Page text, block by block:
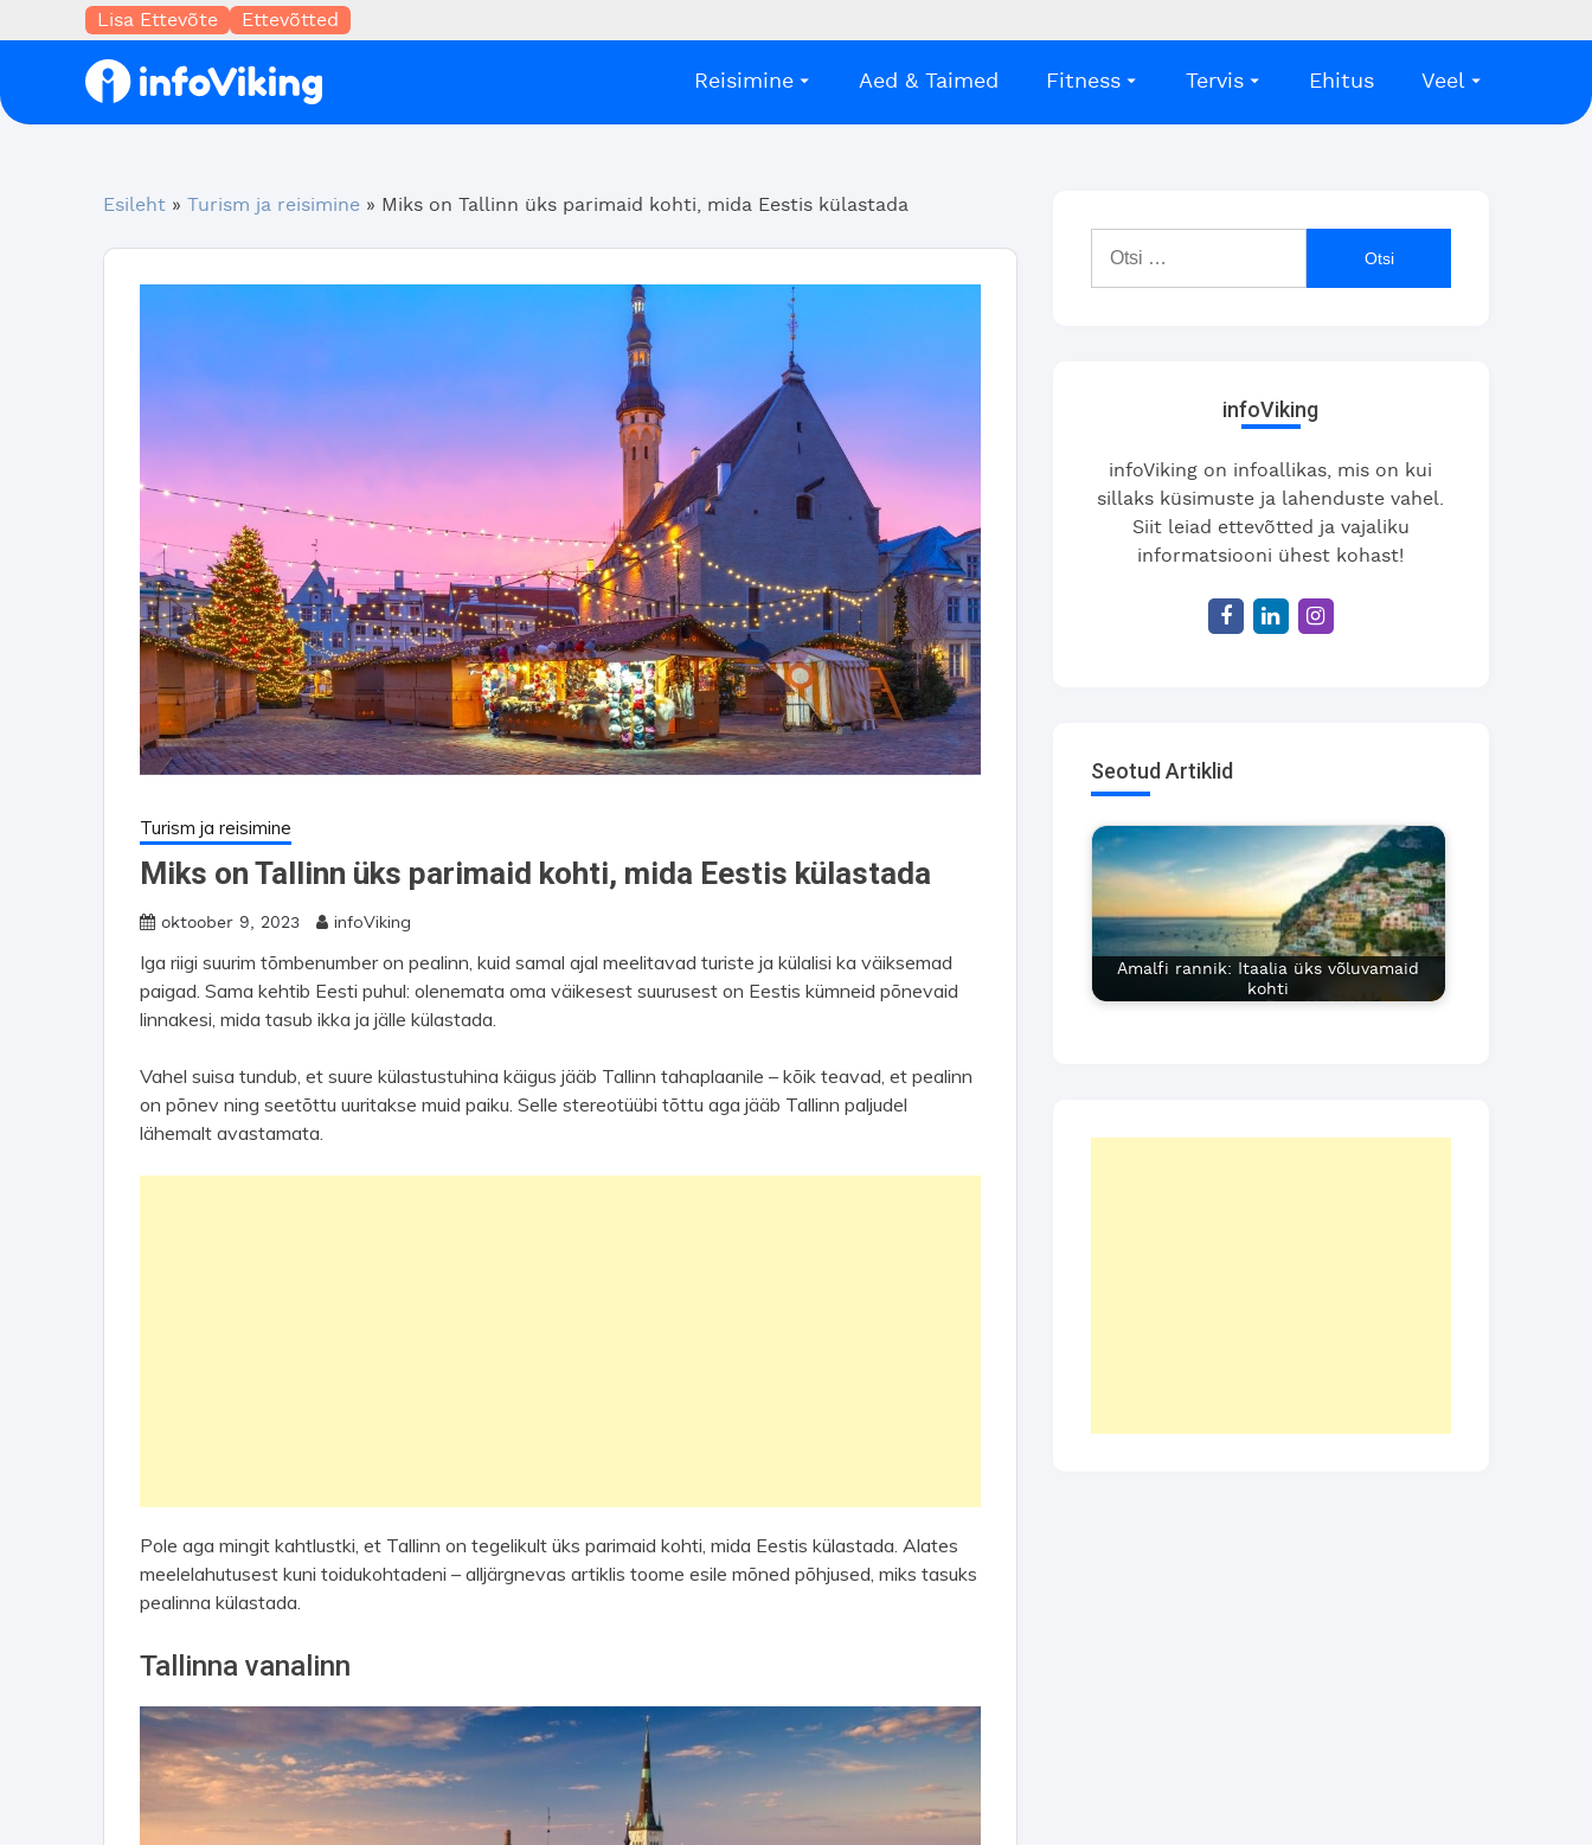
Lisa Ettevõte Ettevõtted
Reisimine Aed & Taimed Fitness Tervis Ehitus Veel
Esileht » Turism ja reisimine » Miks on Tallinn üks parimaid kohti, mida Eestis külastada
Turism ja reisimine
Miks on Tallinn üks parimaid kohti, mida Eestis külastada
oktoober 9, 2023 infoViking
Iga riigi suurim tõmbenumber on pealinn, kuid samal ajal meelitavad turiste ja külalisi ka väiksemad
paigad. Sama kehtib Eesti puhul: olenemata oma väikesest suurusest on Eestis kümneid põnevaid
linnakesi, mida tasub ikka ja jälle külastada.
Vahel suisa tundub, et suure külastustuhina käigus jääb Tallinn tahaplaanile – kõik teavad, et pealinn
on põnev ning seetõttu uuritakse muid paiku. Selle stereotüübi tõttu aga jääb Tallinn paljudel
lähemalt avastamata.
Pole aga mingit kahtlustki, et Tallinn on tegelikult üks parimaid kohti, mida Eestis külastada. Alates
meelelahutusest kuni toidukohtadeni – alljärgnevas artiklis toome esile mõned põhjused, miks tasuks
pealinna külastada.
Tallinna vanalinn
infoViking
infoViking on infoallikas, mis on kui
sillaks küsimuste ja lahenduste vahel.
Siit leiad ettevõtted ja vajaliku
informatsiooni ühest kohast!
Seotud Artiklid
Amalfi rannik: Itaalia üks võluvamaid
kohti